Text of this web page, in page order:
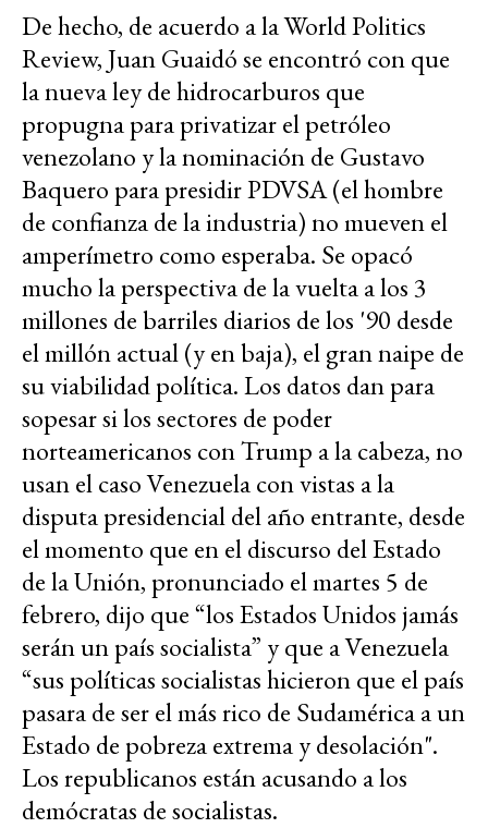
De hecho, de acuerdo a la World Politics
Review, Juan Guaidó se encontró con que
la nueva ley de hidrocarburos que
propugna para privatizar el petróleo
venezolano y la nominación de Gustavo
Baquero para presidir PDVSA (el hombre
de confianza de la industria) no mueven el
amperímetro como esperaba. Se opacó
mucho la perspectiva de la vuelta a los 3
millones de barriles diarios de los '90 desde
el millón actual (y en baja), el gran naipe de
su viabilidad política. Los datos dan para
sopesar si los sectores de poder
norteamericanos con Trump a la cabeza, no
usan el caso Venezuela con vistas a la
disputa presidencial del año entrante, desde
el momento que en el discurso del Estado
de la Unión, pronunciado el martes 5 de
febrero, dijo que “los Estados Unidos jamás
serán un país socialista” y que a Venezuela
“sus políticas socialistas hicieron que el país
pasara de ser el más rico de Sudamérica a un
Estado de pobreza extrema y desolación".
Los republicanos están acusando a los
demócratas de socialistas.